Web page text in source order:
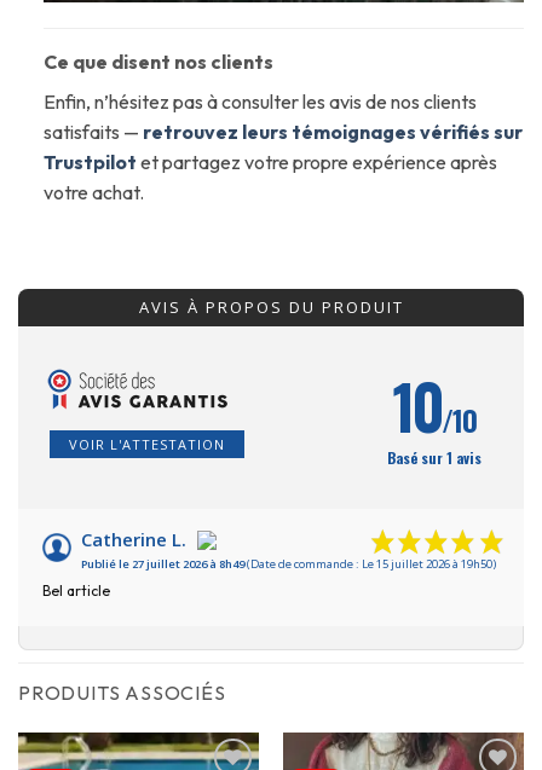
Ce que disent nos clients
Enfin, n’hésitez pas à consulter les avis de nos clients
satisfaits — retrouvez leurs témoignages vérifiés sur
Trustpilot et partagez votre propre expérience après
votre achat.
AVIS À PROPOS DU PRODUIT
VOIR L'ATTESTATION 10/10
Basé sur 1 avis
Catherine L.
Publié le 27 juillet 2026 à 8h49(Date de commande : Le 15 juillet 2026 à 19h50)
Bel article
PRODUITS ASSOCIÉS